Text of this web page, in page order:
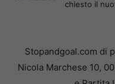
chiesto il
Stopandgoal.com di
Nicola Marchese 10,